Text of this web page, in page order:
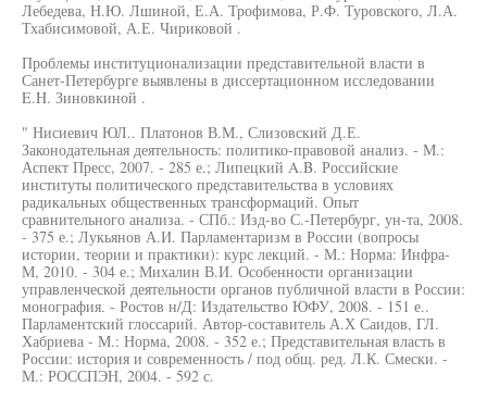
Лебедева, Н.Ю. Лшиной, Е.А. Трофимова, Р.Ф. Туровского, Л.А.
Тхабисимовой, А.Е. Чириковой .
Проблемы институционализации представительной власти в
Санет-Петербурге выявлены в диссертационном исследовании
E.H. Зиновкиной .
" Нисиевич ЮЛ.. Платонов В.М., Слизовский Д.Е.
Законодательная деятельность: политико-правовой анализ. - М.:
Аспект Пресс, 2007. - 285 е.; Липецкий A.B. Российские
институты политического представительства в условиях
радикальных общественных трансформаций. Опыт
сравнительного анализа. - СПб.: Изд-во С.-Петербург, ун-та, 2008.
- 375 е.; Лукьянов А.И. Парламентаризм в России (вопросы
истории, теории и практики): курс лекций. - М.: Норма: Инфра-
М, 2010. - 304 е.; Михалин В.И. Особенности организации
управленческой деятельности органов публичной власти в России:
монография. - Ростов н/Д: Издательство ЮФУ, 2008. - 151 е..
Парламентский глоссарий. Автор-составитель А.Х Саидов, ГЛ.
Хабриева - М.: Норма, 2008. - 352 е.; Представительная власть в
России: история и современность / под общ. ред. Л.К. Смески. -
М.: РОССПЭН, 2004. - 592 с.